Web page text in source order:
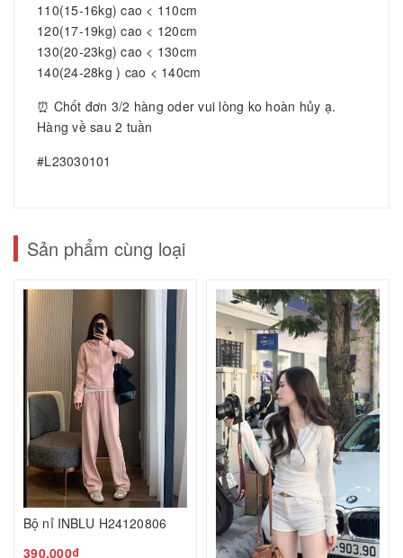
110(15-16kg) cao < 110cm
120(17-19kg) cao < 120cm
130(20-23kg) cao < 130cm
140(24-28kg ) cao < 140cm
⏰ Chốt đơn 3/2 hàng oder vui lòng ko hoàn hủy ạ.
Hàng về sau 2 tuần
#L23030101
Sản phẩm cùng loại
Bộ nỉ INBLU H24120806
390.000₫